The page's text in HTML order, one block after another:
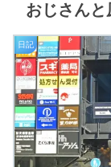
おじさんと
日記